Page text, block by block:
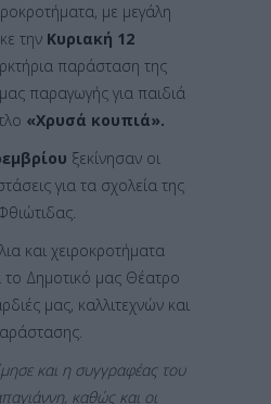
με μεγάλη
την Κυριακή 12
παράσταση της
παραγωγής για παιδιά
«Χρυσά κουπιά».
ξεκίνησαν οι
για τα σχολεία της
και χειροκροτήματα
το Δημοτικό μας Θέατρο
μας, καλλιτεχνών και
και η συγγραφέας του
καθώς και οι